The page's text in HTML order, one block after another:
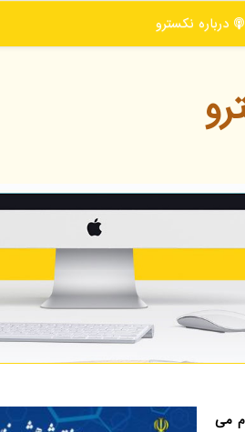
درباره نكسترو
ماه انجام می